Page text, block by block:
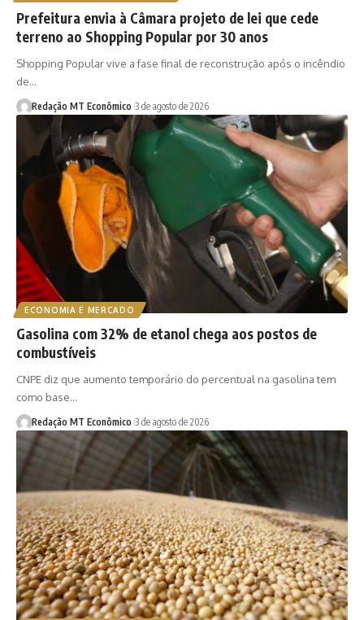
Prefeitura envia à Câmara projeto de lei que cede
terreno ao Shopping Popular por 30 anos
Shopping Popular vive a fase final de reconstrução após o incêndio
de…
Redação MT Econômico 3 de agosto de 2026
ECONOMIA E MERCADO
Gasolina com 32% de etanol chega aos postos de
combustíveis
CNPE diz que aumento temporário do percentual na gasolina tem
como base…
Redação MT Econômico 3 de agosto de 2026